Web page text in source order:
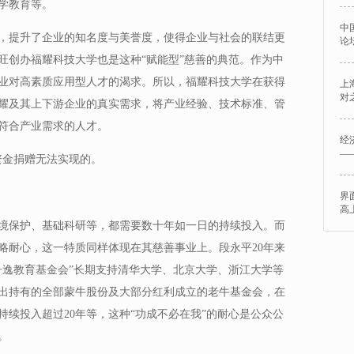
教育等。
提升了企业的知名度与美誉度，使得企业与社会的联结更
创办福耀科技大学也是这种“赋能型”慈善的典范。作为中
对高素质应用型人才的渴求。所以，福耀科技大学在获得
及其上下游企业的真实需求，将产业经验、技术标准、管
合产业需求的人才。
捐赠无法实现的。
保护、基础科研等，都需要数十年如一日的持续投入。而
耐心，这一特质同样体现在其慈善事业上。段永平20年来
教育基金会”长期支持清华大学、北京大学、浙江大学等
持有的全部蒙牛股份及大部分红利成立的老牛基金会，在
续投入超过20年等，这种“功成不必在我”的耐心是公众公
中
论
上
对
经
——
界
高